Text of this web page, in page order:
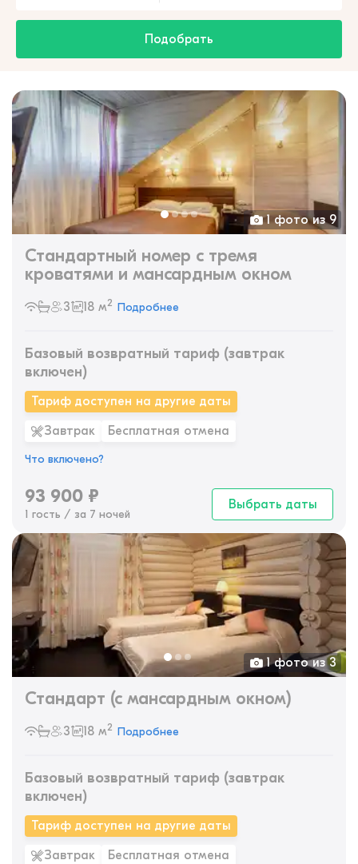
Подобрать
1 фото из 9
Стандартный номер с тремя
кроватями и мансардным окном
3 18 м2 Подробнее
Базовый возвратный тариф (завтрак
включен)
Тариф доступен на другие даты
Завтрак Бесплатная отмена
Что включено?
93 900 ₽
1 гость / за 7 ночей
Выбрать даты
1 фото из 3
Стандарт (с мансардным окном)
3 18 м2 Подробнее
Базовый возвратный тариф (завтрак
включен)
Тариф доступен на другие даты
Завтрак Бесплатная отмена